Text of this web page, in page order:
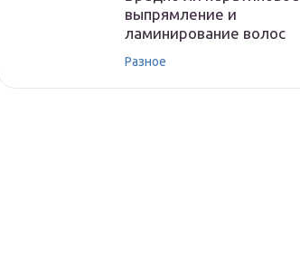
выпрямление и
ламинирование волос
Разное